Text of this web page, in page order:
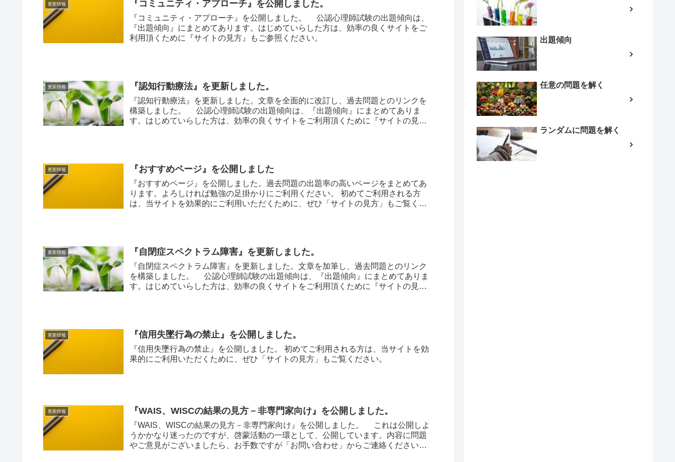
更新情報 『コミュニティ・アプローチ』を公開しました。
『コミュニティ・アプローチ』を公開しました。 公認心理師試験の出題傾向は、
『出題傾向』にまとめてあります。はじめていらした方は、効率の良くサイトをご
利用頂くために『サイトの見方』もご参照ください。
更新情報 『認知行動療法』を更新しました。
『認知行動療法』を更新しました。文章を全面的に改訂し、過去問題とのリンクを
構築しました。 公認心理師試験の出題傾向は、『出題傾向』にまとめてありま
す。はじめていらした方は、効率の良くサイトをご利用頂くために『サイトの見
更新情報 『おすすめページ』を公開しました
『おすすめページ』を公開しました。過去問題の出題率の高いページをまとめてあ
ります。よろしければ勉強の足掛かりにご利用ください。 初めてご利用される方
は、当サイトを効果的にご利用いただくために、ぜひ「サイトの見方」もご覧くだ
更新情報 『自閉症スペクトラム障害』を更新しました。
『自閉症スペクトラム障害』を更新しました。文章を加筆し、過去問題とのリンク
を構築しました。 公認心理師試験の出題傾向は、『出題傾向』にまとめてありま
す。はじめていらした方は、効率の良くサイトをご利用頂くために『サイトの見
更新情報 『信用失墜行為の禁止』を公開しました。
『信用失墜行為の禁止』を公開しました。 初めてご利用される方は、当サイトを効
果的にご利用いただくために、ぜひ「サイトの見方」もご覧ください。
更新情報 『WAIS、WISCの結果の見方－非専門家向け』を公開しました。
『WAIS、WISCの結果の見方－非専門家向け』を公開しました。 これは公開しよ
うかかなり迷ったのですが、啓蒙活動の一環として、公開しています。内容に問題
やご意見がございましたら、お手数ですが「お問い合わせ」からご連絡ください。
出題傾向
任意の問題を解く
ランダムに問題を解く